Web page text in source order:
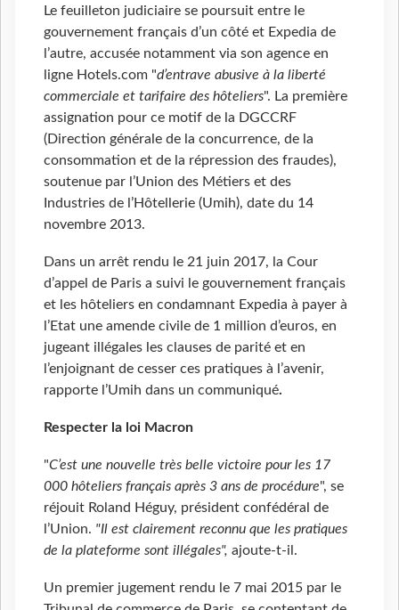
Le feuilleton judiciaire se poursuit entre le
gouvernement français d’un côté et Expedia de
l’autre, accusée notamment via son agence en
ligne Hotels.com "d’entrave abusive à la liberté
commerciale et tarifaire des hôteliers". La première
assignation pour ce motif de la DGCCRF
(Direction générale de la concurrence, de la
consommation et de la répression des fraudes),
soutenue par l’Union des Métiers et des
Industries de l’Hôtellerie (Umih), date du 14
novembre 2013.
Dans un arrêt rendu le 21 juin 2017, la Cour
d’appel de Paris a suivi le gouvernement français
et les hôteliers en condamnant Expedia à payer à
l’Etat une amende civile de 1 million d’euros, en
jugeant illégales les clauses de parité et en
l’enjoignant de cesser ces pratiques à l’avenir,
rapporte l’Umih dans un communiqué.
Respecter la loi Macron
"C’est une nouvelle très belle victoire pour les 17
000 hôteliers français après 3 ans de procédure", se
réjouit Roland Héguy, président confédéral de
l’Union. "Il est clairement reconnu que les pratiques
de la plateforme sont illégales", ajoute-t-il.
Un premier jugement rendu le 7 mai 2015 par le